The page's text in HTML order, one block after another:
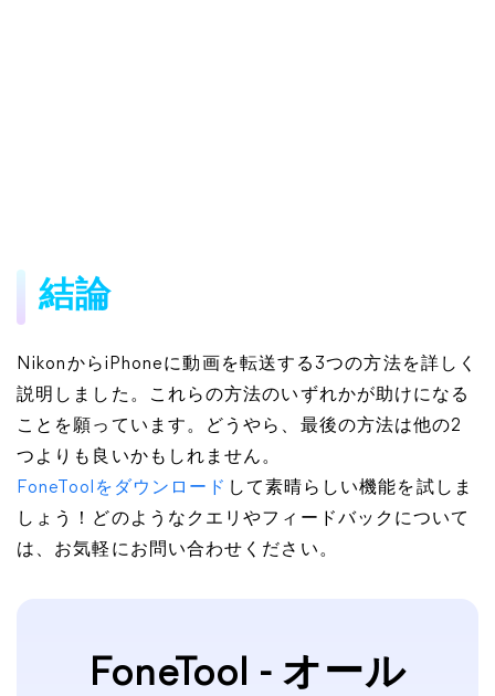
結論
NikonからiPhoneに動画を転送する3つの方法を詳しく
説明しました。これらの方法のいずれかが助けになる
ことを願っています。どうやら、最後の方法は他の2
つよりも良いかもしれません。
FoneToolをダウンロード して素晴らしい機能を試しま
しょう！どのようなクエリやフィードバックについて
は、お気軽にお問い合わせください。
FoneTool - オール